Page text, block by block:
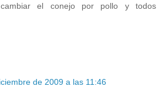
el conejo por pollo y todos
de 2009 a las 11:46